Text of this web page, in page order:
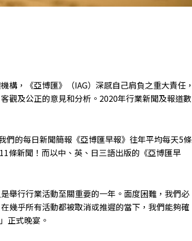
構，《亞博匯》（IAG）深感自己肩負之重大責任，
觀及公正的意見和分析。2020年行業新聞及報道數
們的每日新聞簡報《亞博匯早報》往年平均每天5條
條新聞！而以中、英、日三語出版的《亞博匯早
舉行行業活動至關重要的一年。面度困難，我們必
幾乎所有活動都被取消或推遲的當下，我們能夠確
正式晚宴。